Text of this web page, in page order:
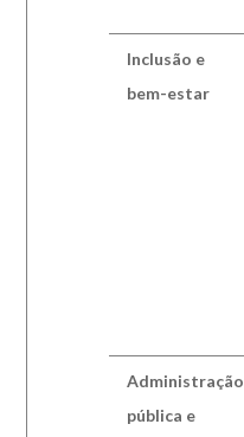
Inclusão e
bem-estar
Administração
pública e